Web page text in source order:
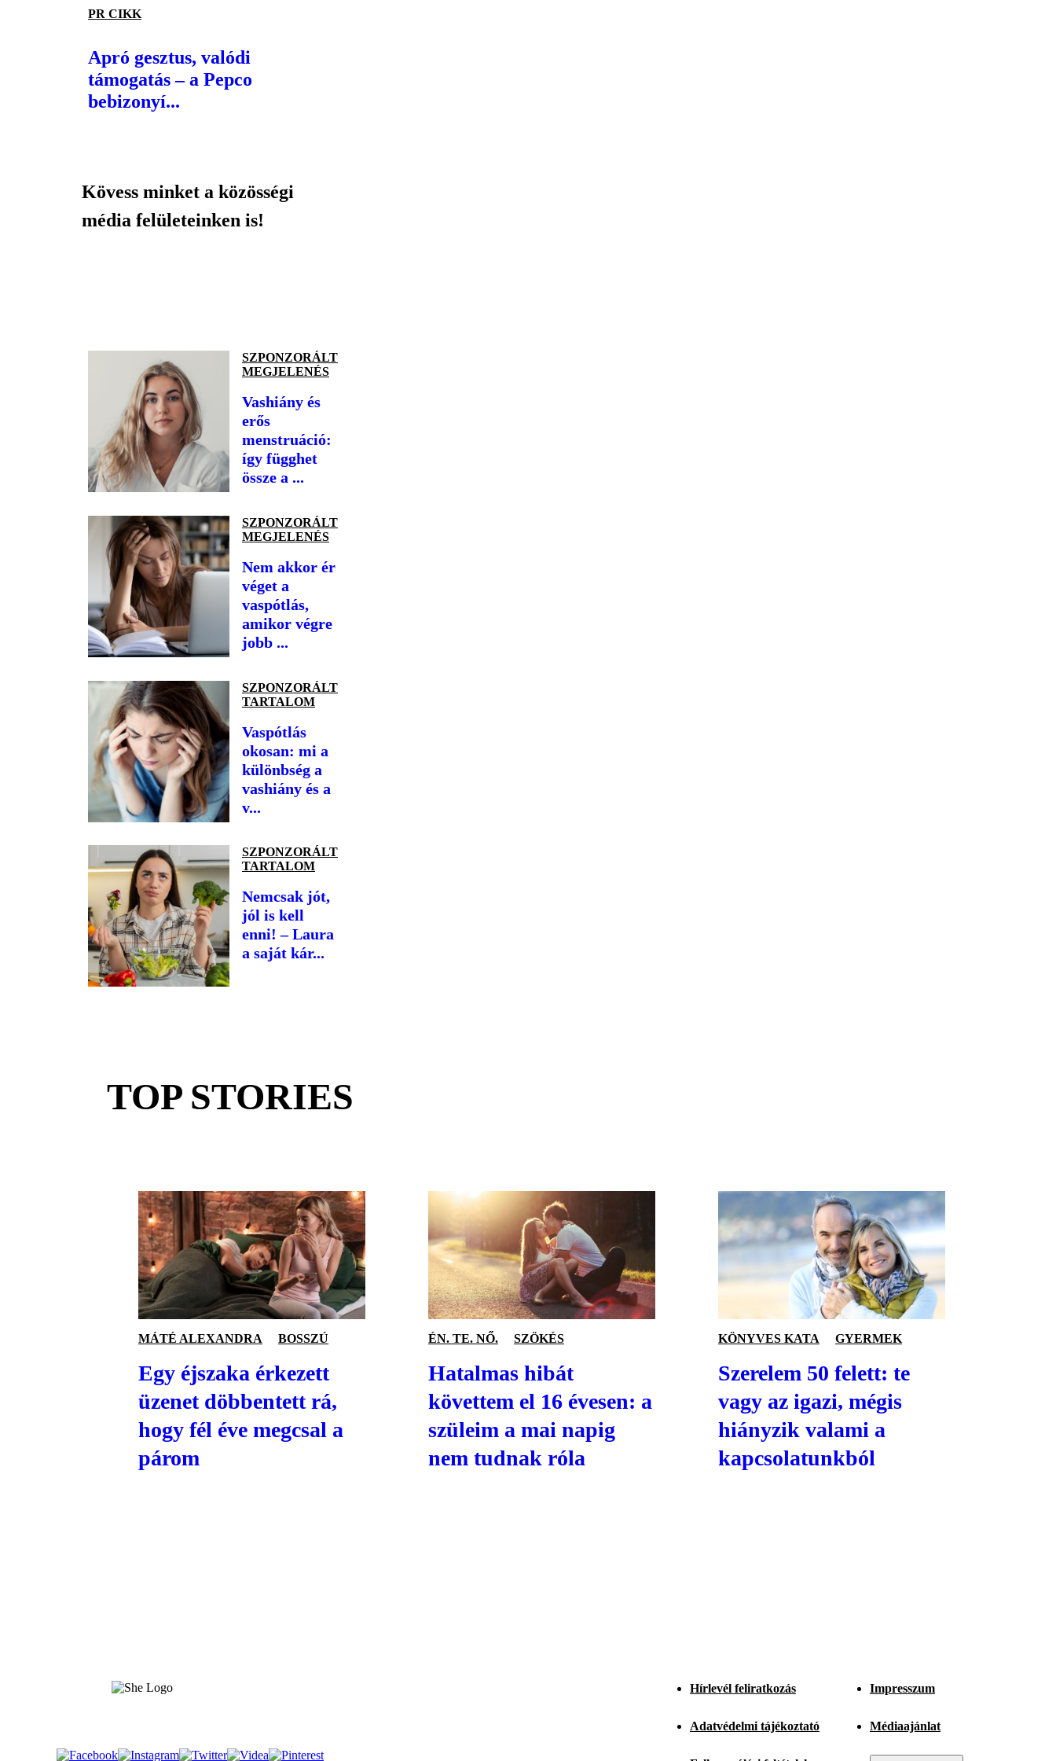
PR CIKK
Apró gesztus, valódi
támogatás – a Pepco
bebizonyí...
Kövess minket a közösségi
média felületeinken is!
SZPONZORÁLT
MEGJELENÉS
Vashiány és
erős
menstruáció:
így függhet
össze a ...
SZPONZORÁLT
MEGJELENÉS
Nem akkor ér
véget a
vaspótlás,
amikor végre
jobb ...
SZPONZORÁLT
TARTALOM
Vaspótlás
okosan: mi a
különbség a
vashiány és a
v...
SZPONZORÁLT
TARTALOM
Nemcsak jót,
jól is kell
enni! – Laura
a saját kár...
TOP STORIES
MÁTÉ ALEXANDRA BOSSZÚ
Egy éjszaka érkezett
üzenet döbbentett rá,
hogy fél éve megcsal a
párom
ÉN. TE. NŐ. SZÖKÉS
Hatalmas hibát
követtem el 16 évesen: a
szüleim a mai napig
nem tudnak róla
KÖNYVES KATA GYERMEK
Szerelem 50 felett: te
vagy az igazi, mégis
hiányzik valami a
kapcsolatunkból
Hírlevél feliratkozás Impresszum
Adatvédelmi tájékoztató Médiaajánlat